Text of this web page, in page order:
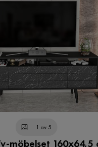
1 av 5
möbelset 160x64,5